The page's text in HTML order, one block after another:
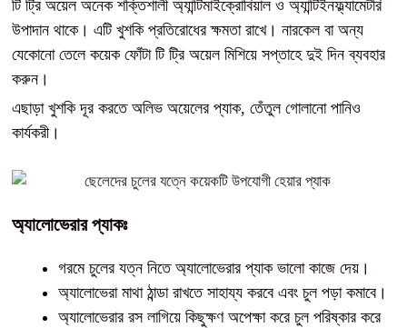
টি ট্রি অয়েল অনেক শক্তিশালী অ্যান্টিমাইক্রোবিয়াল ও অ্যান্টিইনফ্ল্যামেটরি
উপাদান থাকে। এটি খুশকি প্রতিরোধের ক্ষমতা রাখে। নারকেল বা অন্য
যেকোনো তেলে কয়েক ফোঁটা টি ট্রি অয়েল মিশিয়ে সপ্তাহে দুই দিন ব্যবহার
করুন।
এছাড়া খুশকি দূর করতে অলিভ অয়েলের প্যাক, তেঁতুল গোলানো পানিও
কার্যকরী।
অ্যালোভেরার প্যাকঃ
গরমে চুলের যত্ন নিতে অ্যালোভেরার প্যাক ভালো কাজে দেয়।
অ্যালোভেরা মাথা ঠান্ডা রাখতে সাহায্য করবে এবং চুল পড়া কমাবে।
অ্যালোভেরার রস লাগিয়ে কিছুক্ষণ অপেক্ষা করে চুল পরিষ্কার করে